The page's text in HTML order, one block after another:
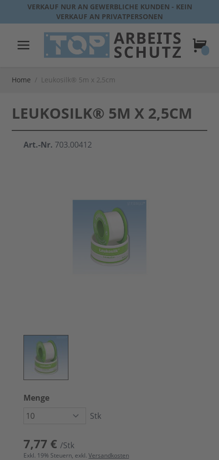
Direkt zum Inhalt
VERKAUF NUR AN GEWERBLICHE KUNDEN - KEIN
VERKAUF AN PRIVATPERSONEN
Home / Leukosilk® 5m x 2,5cm
LEUKOSILK® 5M X 2,5CM
Art.-Nr. 703.00412
Menge
Stk
7,77 € /Stk
Exkl. 19% Steuern, exkl. Versandkosten